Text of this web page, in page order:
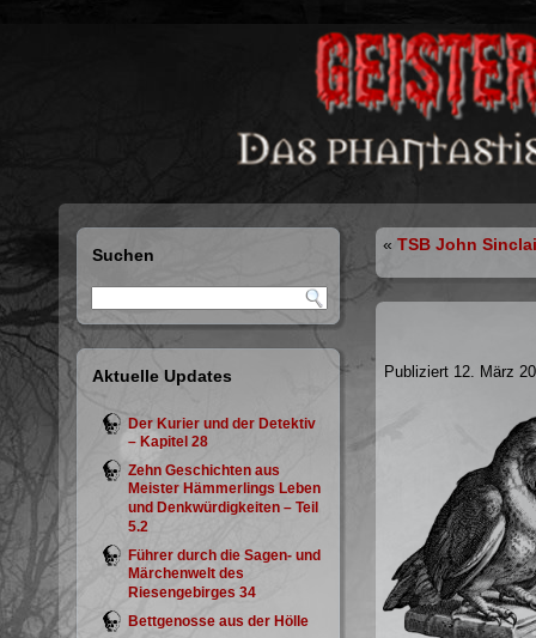
Suchen
Aktuelle Updates
Der Kurier und der Detektiv
– Kapitel 28
Zehn Geschichten aus
Meister Hämmerlings Leben
und Denkwürdigkeiten – Teil
5.2
Führer durch die Sagen- und
Märchenwelt des
Riesengebirges 34
Bettgenosse aus der Hölle
« TSB John
Publiziert 12. März